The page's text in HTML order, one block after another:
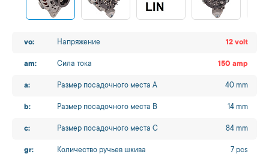
vo: Напряжение 12 volt
am: Сила тока 150 amp
a: Размер посадочного места A 40 mm
b: Размер посадочного места B 14 mm
c: Размер посадочного места C 84 mm
gr: Количество ручьев шкива 7 pcs